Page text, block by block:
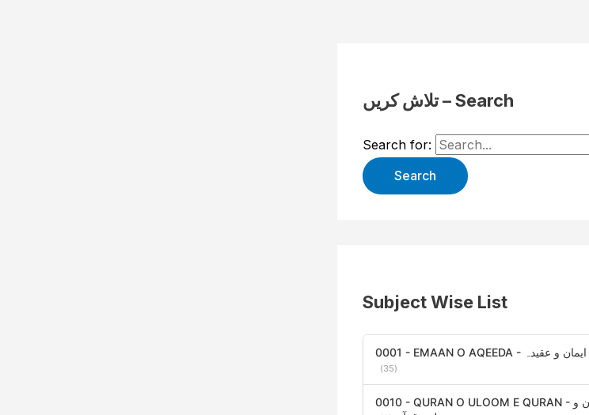
تلاش کریں – Search
Search for:
Subject Wise List
0001 - EMAAN O AQEEDA - ایمان و عقیدہ
(35)
0010 - QURAN O ULOOM E QURAN - قرآن و